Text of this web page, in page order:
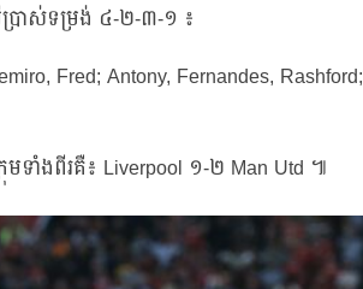
ប្រាស់ទម្រង់ ៤-២-៣-១ ៖
Fred; Antony, Fernandes, Rashford;
មទាំងពីរគឺ៖ Liverpool ១-២ Man Utd ៕